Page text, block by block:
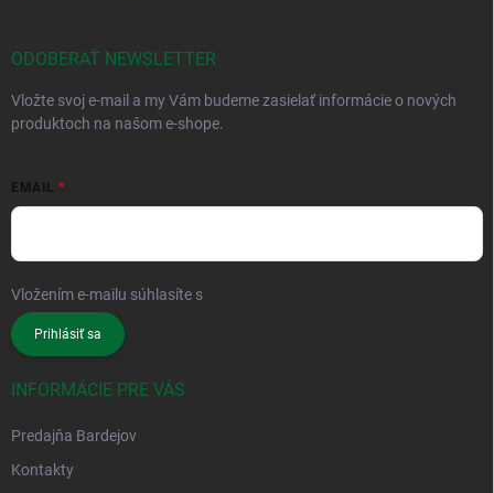
ODOBERAŤ NEWSLETTER
Vložte svoj e-mail a my Vám budeme zasielať informácie o nových
produktoch na našom e-shope.
EMAIL
Vložením e-mailu súhlasíte s
Prihlásiť sa
INFORMÁCIE PRE VÁS
Predajňa Bardejov
Kontakty